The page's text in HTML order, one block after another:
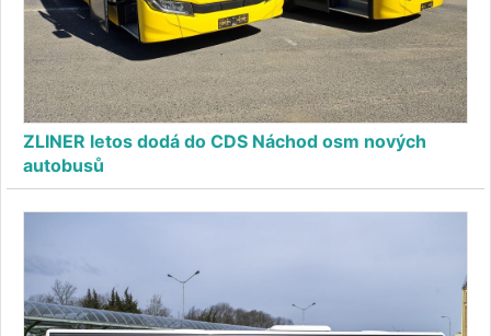
ZLINER letos dodá do CDS Náchod osm nových
autobusů